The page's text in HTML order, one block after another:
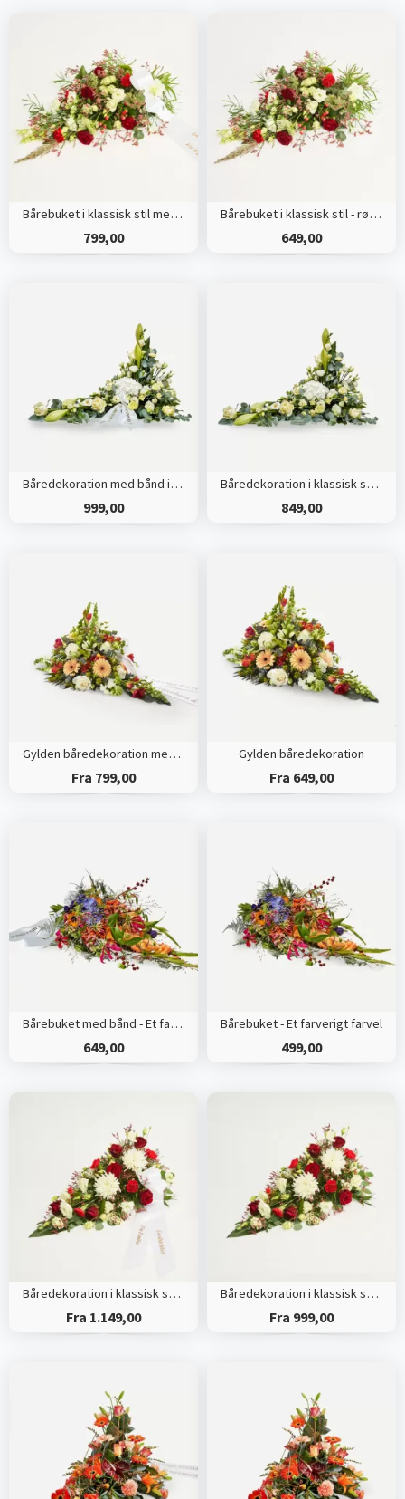
Bårebuket i klassisk stil med bånd
799,00
Bårebuket i klassisk stil - rød og hvid
649,00
Båredekoration med bånd i klassisk stil - creme
999,00
Båredekoration i klassisk stil - creme
849,00
Gylden båredekoration med bånd
Fra 799,00
Gylden båredekoration
Fra 649,00
Bårebuket med bånd - Et farverigt farvel
649,00
Bårebuket - Et farverigt farvel
499,00
Båredekoration i klassisk stil - rød og hvid - med bånd
Fra 1.149,00
Båredekoration i klassisk stil - rød og hvid
Fra 999,00